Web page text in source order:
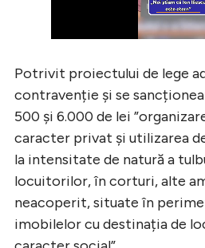
Potrivit proiectului de lege
contravenție și se
500 și 6.000 de lei
caracter privat şi utilizarea
la intensitate de natură a
locuitorilor, în corturi, alte
neacoperit, situate în
imobilelor cu destinația de